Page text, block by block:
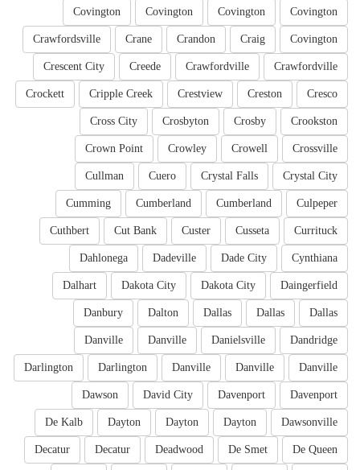
Covington
Covington
Covington
Covington
Covington
Craig
Crandon
Crane
Crawfordsville
Crawfordville
Crawfordville
Creede
Crescent City
Cresco
Creston
Crestview
Cripple Creek
Crockett
Crookston
Crosby
Crosbyton
Cross City
Crossville
Crowell
Crowley
Crown Point
Crystal City
Crystal Falls
Cuero
Cullman
Culpeper
Cumberland
Cumberland
Cumming
Currituck
Cusseta
Custer
Cut Bank
Cuthbert
Cynthiana
Dade City
Dadeville
Dahlonega
Daingerfield
Dakota City
Dakota City
Dalhart
Dallas
Dallas
Dallas
Dalton
Danbury
Dandridge
Danielsville
Danville
Danville
Danville
Danville
Danville
Darlington
Darlington
Davenport
Davenport
David City
Dawson
Dawsonville
Dayton
Dayton
Dayton
De Kalb
De Queen
De Smet
Deadwood
Decatur
Decatur